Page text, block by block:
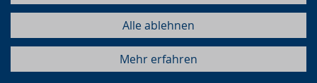
Alle ablehnen
Mehr erfahren